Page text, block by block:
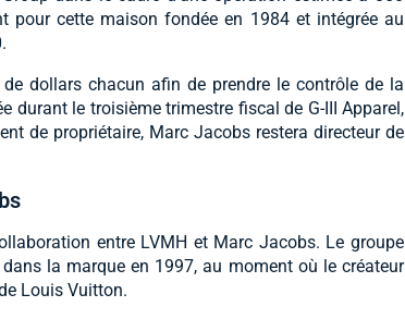
pour cette maison fondée en 1984 et intégrée au
dollars chacun afin de prendre le contrôle de la
durant le troisième trimestre fiscal de G-III Apparel,
de propriétaire, Marc Jacobs restera directeur de
entre LVMH et Marc Jacobs. Le groupe
la marque en 1997, au moment où le créateur
Louis Vuitton.